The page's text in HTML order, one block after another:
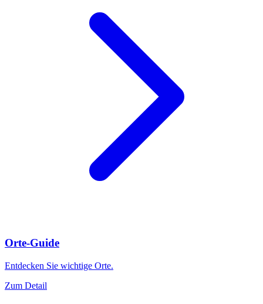
Orte-Guide
Entdecken Sie wichtige Orte.
Zum Detail